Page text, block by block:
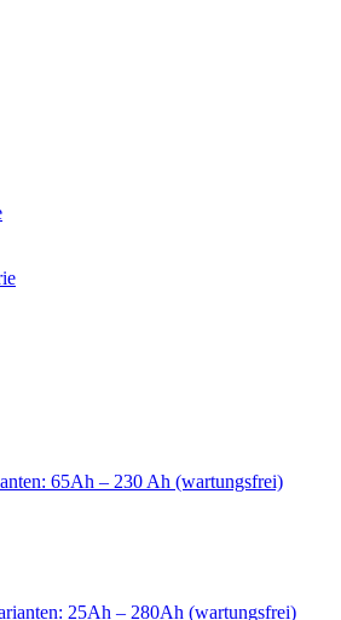
65Ah – 230 Ah (wartungsfrei)
25Ah – 280Ah (wartungsfrei)